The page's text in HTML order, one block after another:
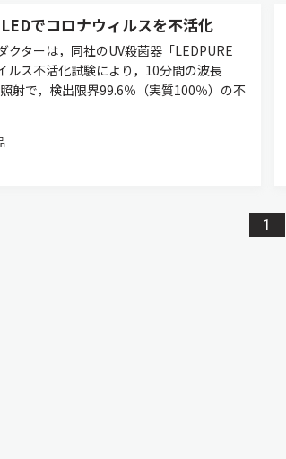
でコロナウィルスを不活化
クターは，同社のUV殺菌器「LEDPURE
ルス不活化試験により，10分間の波長
射で，検出限界99.6％（実質100％）の不
1